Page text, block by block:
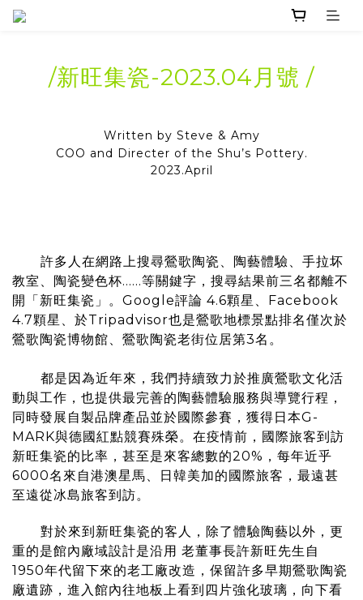
/新旺集瓷-2023.04月號 /
Written by Steve & Amy
COO and Directer of the Shu’s Pottery.
2023.April
許多人在網路上搜尋鶯歌陶瓷、陶藝體驗、手拉坏
教室、陶瓷變色杯……等關鍵字，搜尋結果前三名都離不
開「新旺集瓷」。Google評論 4.6顆星、Facebook
4.7顆星、於Tripadvisor也是鶯歌地標景點排名僅次於
鶯歌陶瓷博物館、鶯歌陶瓷老街位居第3名。
都是因為近年來，我們持續致力於推廣鶯歌文化活
動與工作，也提供最完善的陶藝體驗服務與導覽行程，
同時發展自製品牌產品並於國際參賽，獲得日本G-
MARK與德國紅點競賽殊榮。在疫情前，國際旅客到訪
新旺集瓷的比率，甚至是來客總數的20%，每年近乎
6000名來自港澳星馬、日韓美加的國際旅客，最遠甚
至遠從冰島旅客到訪。
對於來到新旺集瓷的客人，除了體驗陶藝以外，更
重的是館內廠域設計是沿用 老董事長許新旺先生自
1950年代留下來的老工廠改造，保留許多早期鶯歌陶瓷
廠遺跡，進入館內往地板上看到四片強化玻璃，向下看